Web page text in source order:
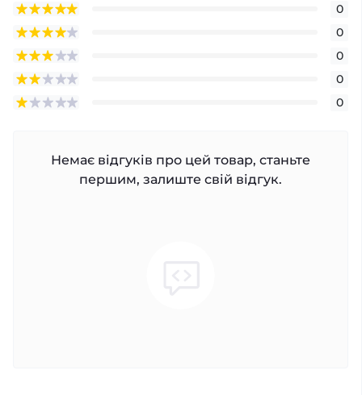
0
0
0
0
0
Немає відгуків про цей товар, станьте
першим, залиште свій відгук.